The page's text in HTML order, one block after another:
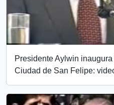
Presidente Aylwin
Ciudad de San Felipe: